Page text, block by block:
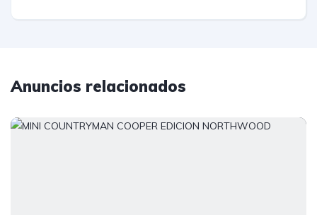
Anuncios relacionados